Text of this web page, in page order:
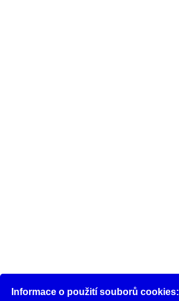
Informace o použití souborů cookies: